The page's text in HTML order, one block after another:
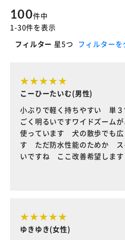
100件中
1-30件を表示
フィルター 星5つ フィルターを
こーひーたいむ(男性)
小ぶりで軽く持ちやすい 単３
ごく明るいですワイドズーム
使っています 犬の散歩でも広
す ただ防水性能のためか ス
いですね ここ改善希望します
ゆきゆき(女性)